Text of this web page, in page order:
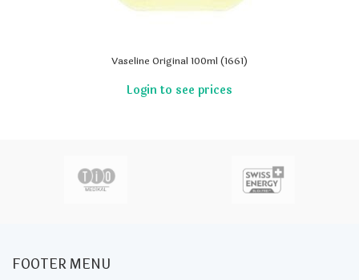
Vaseline Original 100ml (1661)
FOOTER MENU